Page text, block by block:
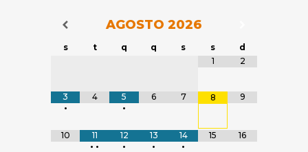
Navegação do Calendário
AGOSTO 2026
s t q q s s
d
1
2
3
•
4
5
•
6 7 8 9
10
11
• •
12
•
13
•
14
•
15 16